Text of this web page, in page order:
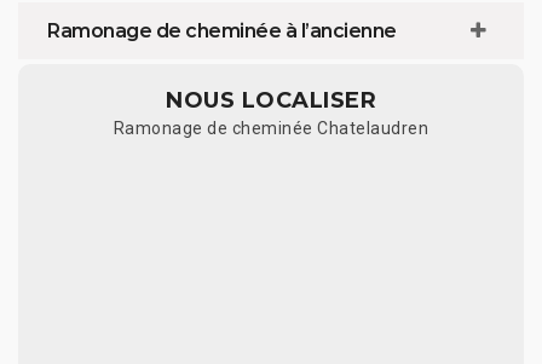
Ramonage de cheminée à l’ancienne
NOUS LOCALISER
Ramonage de cheminée Chatelaudren